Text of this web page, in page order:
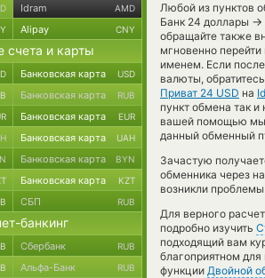
Любой из пунктов
Банк 24 доллары →
обращайте также
мгновенно
именем. Если
валюты,
Приват 24 USD на
пункт обмена так
вашей помощью мы
данный обменный
Зачастую
обменника через
возникли
Для верного
подробно изучить
подходящий вам
благоприятном
функции Двойной
Idram AMD
Alipay CNY
счета и карты
Банковская карта USD
Банковская карта RUB
Банковская карта EUR
Банковская карта UAH
Банковская карта BYN
Банковская карта KZT
СБП RUB
банкинг
Сбербанк RUB
Альфа-Банк RUB